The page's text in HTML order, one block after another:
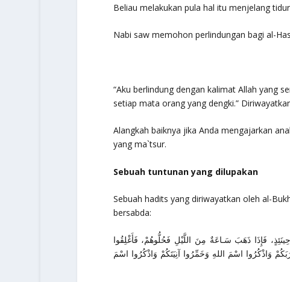
Beliau melakukan pula hal itu menjelang
Nabi saw memohon perlindungan bagi al-
“Aku berlindung dengan kalimat Allah yang
setiap mata orang yang dengki.”
Alangkah baiknya jika Anda mengajarkan
yang ma`tsur.
Sebuah tuntunan yang dilupakan
Sebuah hadits yang diriwayatkan oleh al-
bersabda:
فَإِذَا ذَهَبَ سَـاعَةٌ مِنَ اللَّيْلِ فَحُلُّوهُمْ، فَأَغْلِقُوا
وَاذْكُرُوا اسْمَ اللهِ وَخَمِّرُوا آنِيَتَكُمْ وَاذْكُرُوا اسْمَ